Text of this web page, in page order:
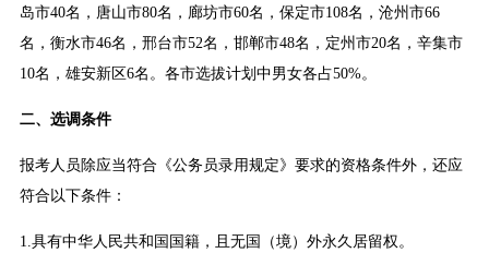
岛市40名，唐山市80名，廊坊市60名，保定市108名，沧州市66
名，衡水市46名，邢台市52名，邯郸市48名，定州市20名，辛集市
10名，雄安新区6名。各市选拔计划中男女各占50%。
二、选调条件
报考人员除应当符合《公务员录用规定》要求的资格条件外，还应
符合以下条件：
1.具有中华人民共和国国籍，且无国（境）外永久居留权。